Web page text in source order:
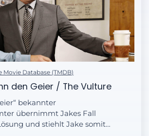
Movie Database (TMDB)
den Geier / The Vulture
bekannter
übernimmt Jakes Fall
und stiehlt Jake somit